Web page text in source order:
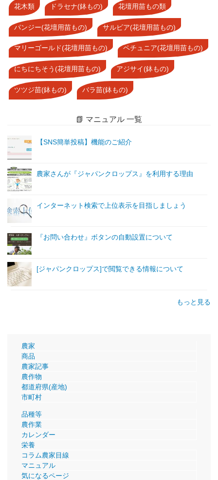
花木類 ドラセナ(鉢もの) 花壇用苗もの類
パンジー(花壇用苗もの) サルビア(花壇用苗もの)
マリーゴールド(花壇用苗もの) ペチュニア(花壇用苗もの)
にちにちそう(花壇用苗もの) アジサイ(鉢もの)
ツツジ苗(鉢もの) バラ苗(鉢もの)
📗 マニュアル 一覧
【SNS簡単投稿】機能のご紹介
農家さんが『ジャパンクロップス』を利用する理由
インターネット検索で上位表示を目指しましょう
『お問い合わせ』ボタンの自動設置について
[ジャパンクロップス]で閲覧できる情報について
もっと見る
農家
商品
農家記事
農作物
都道府県(産地)
市町村
品種等
農作業
カレンダー
栄養
コラム農家目線
マニュアル
気になるページ